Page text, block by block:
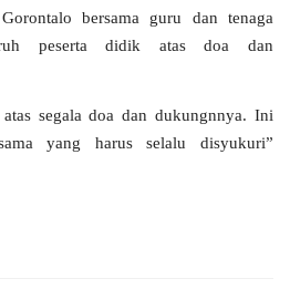
bersama guru dan tenaga
peserta didik atas doa dan
segala doa dan dukungnnya. Ini
yang harus selalu disyukuri”